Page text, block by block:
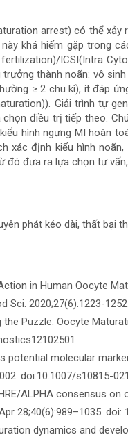
arrest) có thể xảy
khá hiếm gặp trong
ICSI(Intra
thành noãn: vô
≥ 2 chu kì), ít đáp
Giải trình tự
điều trị tiếp theo.
hình ngưng MI hoàn
xác định kiểu hình
đó đưa ra lựa chọn tư
phát kéo dài, thất bại
in Human Oocyte
Sci. 2020;27(6):1223-
the Puzzle: Oocyte
potential molecular
doi:10.1007/s10815-
ALPHA consensus
28;40(6):989–1035. doi:
dynamics and